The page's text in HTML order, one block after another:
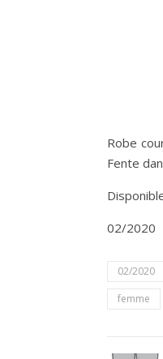
Robe
Fente
02/2020
02/2020
femme